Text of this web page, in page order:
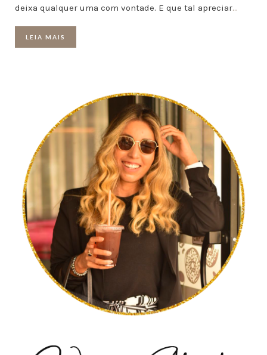
deixa qualquer uma com vontade. E que tal apreciar…
LEIA MAIS